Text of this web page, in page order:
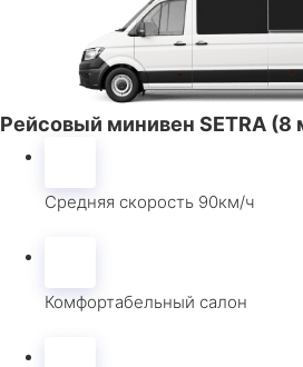
Рейсовый минивен SETRA (8
Средняя скорость 90км/ч
Комфортабельный салон